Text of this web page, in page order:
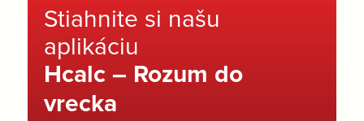
Stiahnite si našu
aplikáciu
Hcalc – Rozum do
vrecka